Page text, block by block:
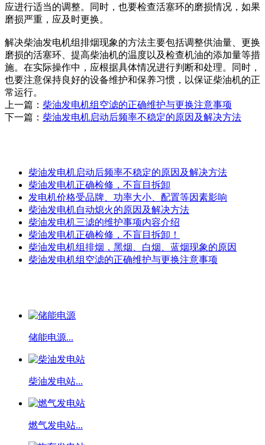
应进行适当的调整。同时，也要检查活塞环的磨损情况，如果
磨损严重，应及时更换。
解决柴油发电机组排烟现象的方法主要包括调整供油量、更换
磨损的活塞环、提高柴油机的温度以及检查机油的添加量等措
施。在实际操作中，应根据具体情况进行判断和处理。同时，
也要注意保持良好的设备维护和保养习惯，以保证柴油机的正
常运行。
上一篇： 柴油发电机组空滤的正确维护与更换注意事项
下一篇： 柴油发电机启动后频率不稳定的原因及解决方法
柴油发电机启动后频率不稳定的原因及解决方法
柴油发电机正确检修，不盲目拆卸
发电机价格受品牌、功率大小、配置等因素影响
柴油发电机自动熄火的原因及解决方法
柴油发电机三滤的维护事项内容介绍
柴油发电机正确检修，不盲目拆卸！
柴油发电机组排烟，黑烟、白烟、蓝烟现象的原因
柴油发电机组空滤的正确维护与更换注意事项
储能电源...
柴油发电站...
燃气发电站...